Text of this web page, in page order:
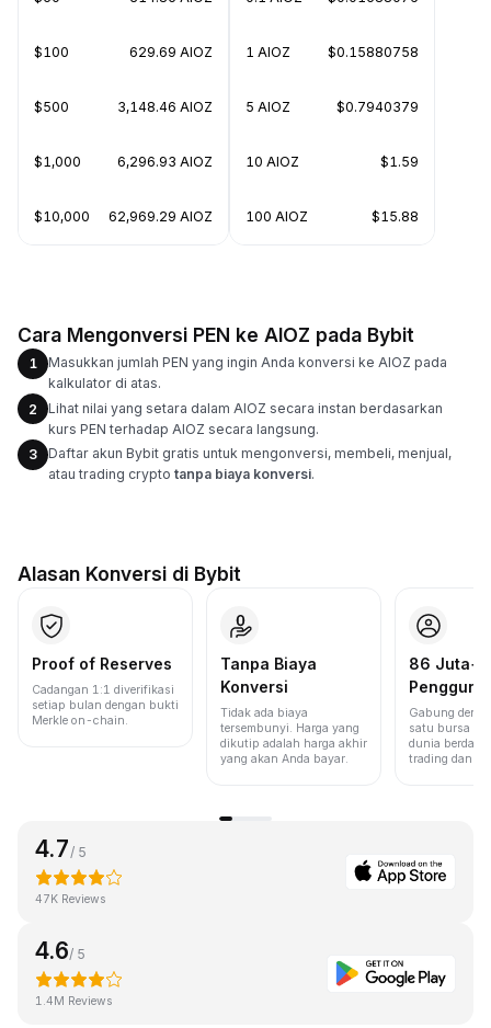
$100 629.69 AIOZ
$500 3,148.46 AIOZ
$1,000 6,296.93 AIOZ
$10,000 62,969.29 AIOZ
1 AIOZ $0.15880758
5 AIOZ $0.7940379
10 AIOZ $1.59
100 AIOZ $15.88
Cara Mengonversi PEN ke AIOZ pada Bybit
1
Masukkan jumlah PEN yang ingin Anda konversi ke AIOZ pada
kalkulator di atas.
2
Lihat nilai yang setara dalam AIOZ secara instan berdasarkan
kurs PEN terhadap AIOZ secara langsung.
3
Daftar akun Bybit gratis untuk mengonversi, membeli, menjual,
atau trading crypto tanpa biaya konversi.
Alasan Konversi di Bybit
Proof of Reserves
Cadangan 1:1 diverifikasi
setiap bulan dengan bukti
Merkle on-chain.
Tanpa Biaya
Konversi
Tidak ada biaya
tersembunyi. Harga yang
dikutip adalah harga akhir
yang akan Anda bayar.
86 Juta+
Pengguna
Gabung
satu bursa
dunia
trading dan
4.7/ 5
47K Reviews
4.6/ 5
1.4M Reviews